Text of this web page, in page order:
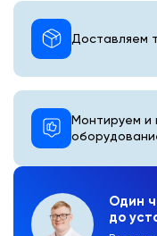
Один
до
Монтируем и
Доставляем